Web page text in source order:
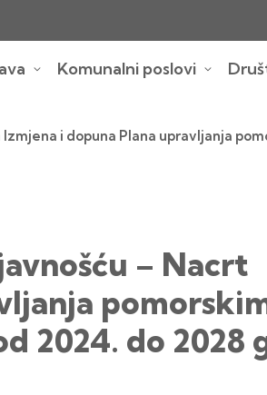
Komunalni poslovi
i dopuna Plana upravljanja
– Nacrt
2024. do 2028